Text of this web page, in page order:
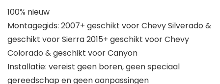
100% nieuw
Montagegids: 2007+ geschikt voor Chevy Silverado &
geschikt voor Sierra 2015+ geschikt voor Chevy
Colorado & geschikt voor Canyon
Installatie: vereist geen boren, geen speciaal
gereedschap en geen aanpassingen